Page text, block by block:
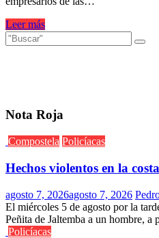
Leer más
Nota Roja
Compostela Policíacas
Hechos violentos en la
agosto 7, 2026agosto 7, 2026
El miércoles 5 de agosto por la
Peñita de Jaltemba a un hombre, a
Policíacas